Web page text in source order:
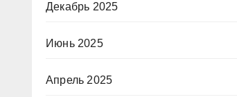
Декабрь 2025
Июнь 2025
Апрель 2025